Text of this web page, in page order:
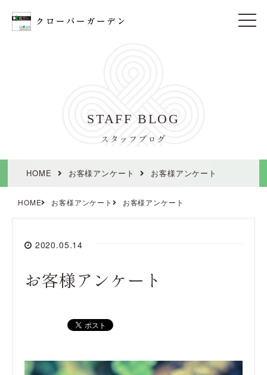
t
STAFF BLOG
スタッフブログ
HOME お客様アンケート お客様アンケート
HOME お客様アンケート お客様アンケート
2020.05.14
お客様アンケート